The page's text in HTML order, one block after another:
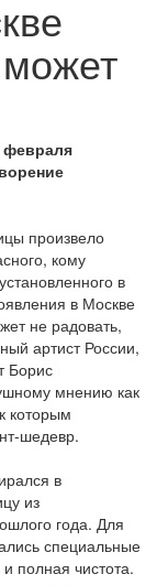
февраля
произвело
кому
в
в Москве
не радовать,
артист России,
Борис
мнению как
которым
шедевр.
в
из
года. Для
специальные
полная чистота.